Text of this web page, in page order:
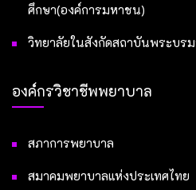
ศึกษา(องค์การมหาชน)
วิทยาลัยในสังกัดสถาบันพระบร
องค์กรวิชาชีพพยาบาล
สภาการพยาบาล
สมาคมพยาบาลแห่งประเทศไทย